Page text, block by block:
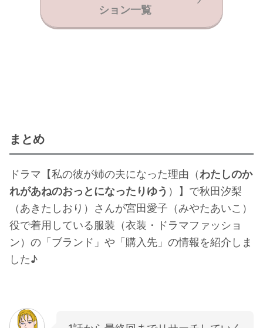
ション一覧
まとめ
ドラマ【私の彼が姉の夫になった理由（わたしのか
れがあねのおっとになったりゆう ）】で秋田汐梨
（あきたしおり）さんが宮田愛子（みやたあいこ）
役で着用している服装（衣装・ドラマファッショ
ン）の「ブランド」や「購入先」の情報を紹介しま
した♪